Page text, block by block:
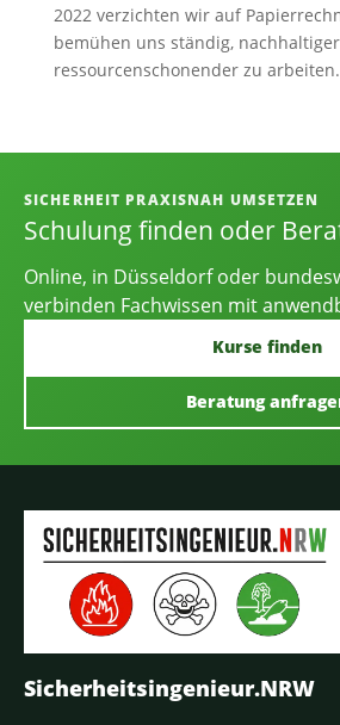
2022 verzichten wir auf
bemühen uns ständig,
ressourcenschonender zu arbeiten.
Informationen,
SICHERHEIT PRAXISNAH UMSETZEN
Schulung finden oder
Online, in Düsseldorf oder
verbinden Fachwissen mit
Kurse finden
Beratung
Sicherheitsingenieur.NRW